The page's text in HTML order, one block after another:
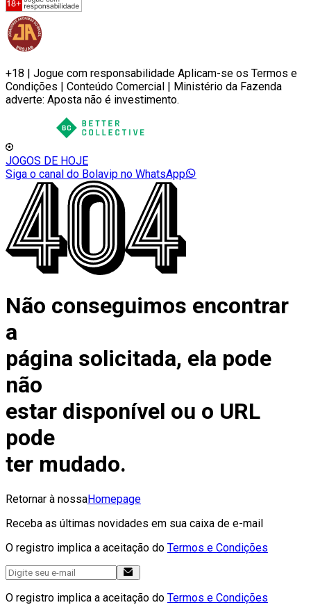
+18 | Jogue com responsabilidade Aplicam-se os Termos e
Condições | Conteúdo Comercial | Ministério da Fazenda
adverte: Aposta não é investimento.
JOGOS DE HOJE
Siga o canal do Bolavip no WhatsApp
Não conseguimos encontrar
a
página solicitada, ela pode
não
estar disponível ou o URL
pode
ter mudado.
Retornar à nossaHomepage
Receba as últimas novidades em sua caixa de e-mail
O registro implica a aceitação do Termos e Condições
O registro implica a aceitação do Termos e Condições